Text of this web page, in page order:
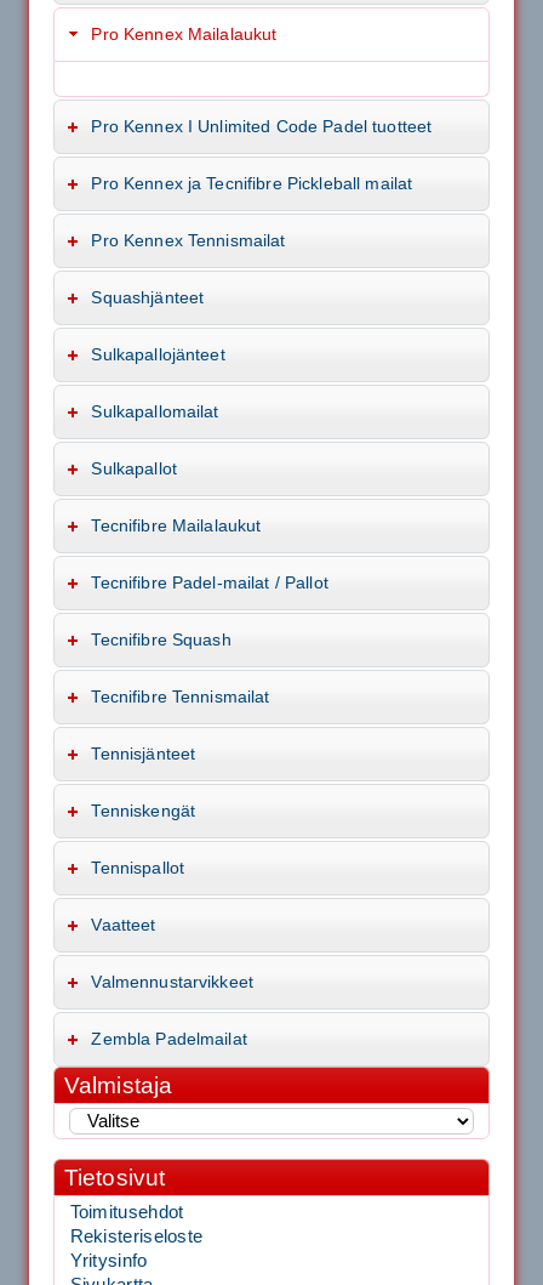
Pro Kennex Mailalaukut
Pro Kennex I Unlimited Code Padel tuotteet
Pro Kennex ja Tecnifibre Pickleball mailat
Pro Kennex Tennismailat
Squashjänteet
Sulkapallojänteet
Sulkapallomailat
Sulkapallot
Tecnifibre Mailalaukut
Tecnifibre Padel-mailat / Pallot
Tecnifibre Squash
Tecnifibre Tennismailat
Tennisjänteet
Tenniskengät
Tennispallot
Vaatteet
Valmennustarvikkeet
Zembla Padelmailat
Valmistaja
Tietosivut
Toimitusehdot
Rekisteriseloste
Yritysinfo